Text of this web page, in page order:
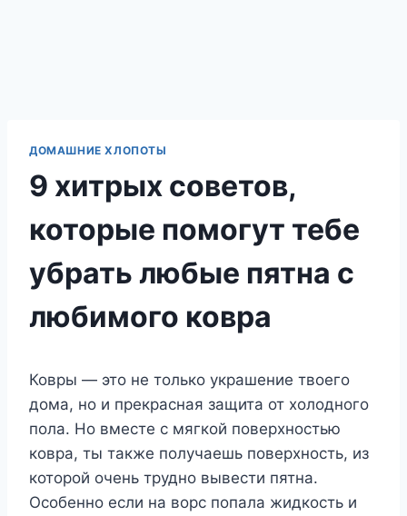
ДОМАШНИЕ ХЛОПОТЫ
9 хитрых советов,
которые помогут тебе
убрать любые пятна с
любимого ковра
Ковры — это не только украшение твоего
дома, но и прекрасная защита от холодного
пола. Но вместе с мягкой поверхностью
ковра, ты также получаешь поверхность, из
которой очень трудно вывести пятна.
Особенно если на ворс попала жидкость и